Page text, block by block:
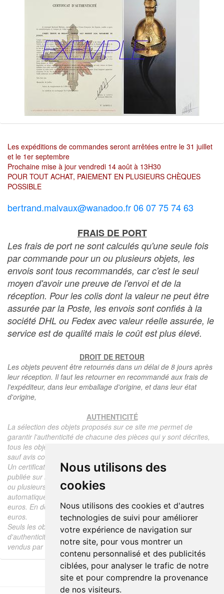
Nous utilisons des
cookies
Nous utilisons des cookies et d'autres
technologies de suivi pour améliorer
votre expérience de navigation sur
notre site, pour vous montrer un
contenu personnalisé et des publicités
ciblées, pour analyser le trafic de notre
site et pour comprendre la provenance
de nos visiteurs.
Les expéditions de commandes seront arrêtées entre le 31 juillet
et le 1er septembre
Prochaine mise à jour vendredi 14 août à 13H30
POUR TOUT ACHAT, PAIEMENT EN PLUSIEURS CHÈQUES
POSSIBLE
bertrand.malvaux@wanadoo.fr 06 07 75 74 63
FRAIS DE PORT
Les frais de port ne sont calculés qu'une seule fois
par commande pour un ou plusieurs objets, les
envois sont tous recommandés, car c'est le seul
moyen d'avoir une preuve de l'envoi et de la
réception. Pour les colis dont la valeur ne peut être
assurée par la Poste, les envois sont confiés à la
société DHL ou Fedex avec valeur réelle assurée, le
service est de qualité mais le coût est plus élevé.
DROIT DE RETOUR
Les objets peuvent être retournés dans un délai de 8 jours après
leur réception. Il faut les retourner en recommandé aux frais de
l'expéditeur, dans leur emballage d'origine, et dans leur état
d'origine,
AUTHENTICITÉ
La sélection des objets proposés sur ce site me permet de
garantir l'authenticité de chacune des pièces qui y sont décrites,
tous les objets proposés sont garantis d'époque et authentiques,
sauf avis contraire ou restriction dans la description.
Un certificat d'authenticité de l'objet reprenant la description
publiée sur le site, l'époque, le prix de vente, accompagné d'une
ou plusieurs photographies en couleurs est communiqué
automatiquement pour tout objet dont le prix est supérieur à 130
euros. En dessous de ce prix chaque certificat est facturé 5
euros.
Seuls les objets vendus par mes soins font l'objet d'un certificat
d'authenticité, je ne fais aucun rapport d'expertise pour les objets
vendus par des tiers (confrères ou collectionneurs).